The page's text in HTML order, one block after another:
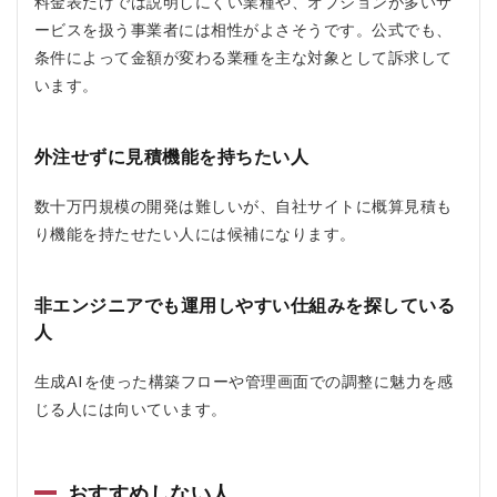
ービスを扱う事業者には相性がよさそうです。公式でも、
条件によって金額が変わる業種を主な対象として訴求して
います。
外注せずに見積機能を持ちたい人
数十万円規模の開発は難しいが、自社サイトに概算見積も
り機能を持たせたい人には候補になります。
非エンジニアでも運用しやすい仕組みを探している
人
生成AIを使った構築フローや管理画面での調整に魅力を感
じる人には向いています。